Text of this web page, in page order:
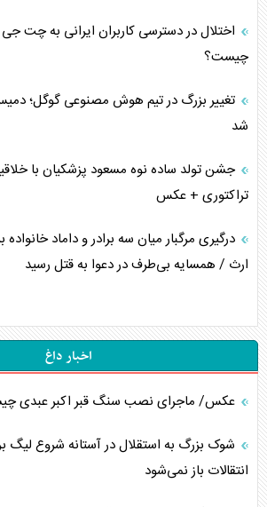
اختلال در دسترسی کاربران ایرانی به چت
چیست؟
تغییر بزرگ در تیم هوش مصنوعی گوگل؛
شد
جشن تولد ساده نوه مسعود پزشکیان با
تراکتوری + عکس
درگیری مرگبار میان سه برادر و داماد
ارث / همسایه بی‌طرف در دعوا به قتل رسید
اخبار داغ
عکس/ ماجرای نصب سنگ قبر اکبر عبدی
شوک بزرگ به استقلال در آستانه شروع لیگ
انتقالات باز نمی‌شود